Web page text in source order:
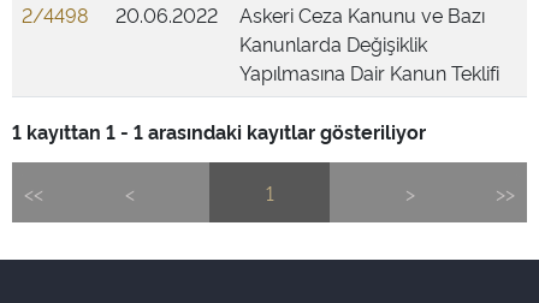
2/4498
20.06.2022
Askeri Ceza Kanunu ve Bazı
Kanunlarda Değişiklik
Yapılmasına Dair Kanun Teklifi
1 kayıttan 1 - 1 arasındaki kayıtlar gösteriliyor
<< < 1 > >>